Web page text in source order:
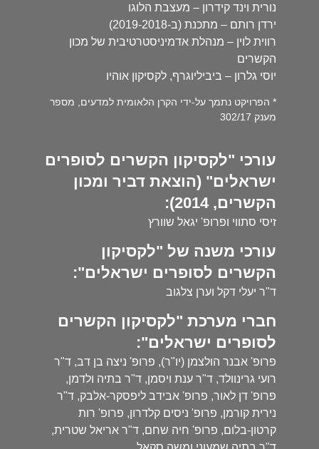
נורית וינד קידרון – מעצבת הלוגו
ירדן רותם – מתכנת (ב-2019-2018)
רווית לוין – מנהלת אדמיניסטרטיבית של מכון
הקשרים
יוסי גלרון – ביביליוגרף, לקסיקון אוהיו
* הפרויקט נתמך על-ידי הקרן הלאומית למדעים, מספר
מענק 302/17
עורכי "לקסיקון הקשרים לסופרים
ישראלים" (הוצאת דביר ומכון
הקשרים, 2014):
זיסי סתווי ופרופ' יגאל שוורץ
עורכי משנה של "לקסיקון
הקשרים לסופרים ישראלים":
ד"ר יעלי דקל וערן צלגוב
חברי מערכת "לקסיקון הקשרים
לסופרים ישראלים":
פרופ' אבנר הולצמן (יו"ר), פרופ' ניצה בן דב, ד"ר
רועי גרינוולד, ד"ר ענת ויסמן, ד"ר בתיה ולדמן,
פרופ' דן לאור, פרופ' אבידב ליפסקר-אלבק, ד"ר
נירית קורמן, פרופ' ניסים קלדרון, פרופ' רות
קרטון-בלום, פרופ' חיה שחם, ד"ר אריאל שטרית,